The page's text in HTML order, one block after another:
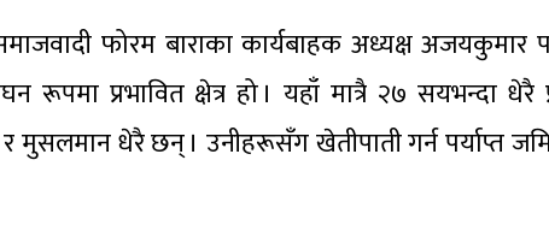
फोरम बाराका कार्यबाहक अध्यक्ष अजयकुमार
प्रभावित क्षेत्र हो । यहाँ मात्रै २७ सयभन्दा धेरै
धेरै छन् । उनीहरूसँग खेतीपाती गर्न पर्याप्त